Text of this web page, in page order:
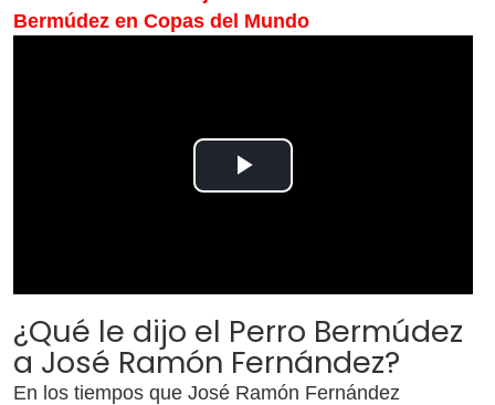
Bermúdez en Copas del Mundo
Play
¿Qué le dijo el Perro Bermúdez
a José Ramón Fernández?
En los tiempos que José Ramón Fernández